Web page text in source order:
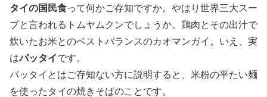
タイの国民食って何かご存知ですか。やはり世界三大スー
プと言われるトムヤムクンでしょうか。鶏肉とその出汁で
炊いたお米とのベストバランスのカオマンガイ。いえ、実
はパッタイです。
パッタイとはご存知ない方に説明すると、米粉の平たい麺
を使ったタイの焼きそばのことです。